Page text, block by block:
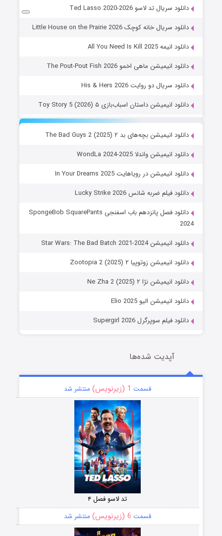
دانلود سریال تد لاسو Ted Lasso 2020-2026
دانلود سریال خانه کوچک Little House on the Prairie 2026
دانلود انیمه All You Need Is Kill 2025
دانلود انیمیشن ماهی اخمو The Pout-Pout Fish 2026
دانلود سریال دو روایت His & Hers 2026
دانلود انیمیشن داستان اسباب‌بازی ۵ Toy Story 5 (2026)
دانلود انیمیشن بچه‌های بد ۲ The Bad Guys 2 (2025)
دانلود انیمیشن واندلا WondLa 2024-2025
دانلود انیمیشن در رویاهایت In Your Dreams 2025
دانلود فیلم ضربه شانس Lucky Strike 2026
دانلود فصل پانزدهم باب اسفنجی SpongeBob SquarePants
2024
دانلود انیمیشن Star Wars: The Bad Batch 2021-2024
دانلود انیمیشن زوتوپیا ۲ Zootopia 2 (2025)
دانلود انیمیشن نژا ۲ Ne Zha 2 (2025)
دانلود انیمیشن الیو Elio 2025
دانلود فیلم سوپرگرل Supergirl 2026
آپدیت شده‌ها
قسمت 1 (زیرنویس) منتشر شد
تد لاسو فصل ۴
قسمت 6 (زیرنویس) منتشر شد